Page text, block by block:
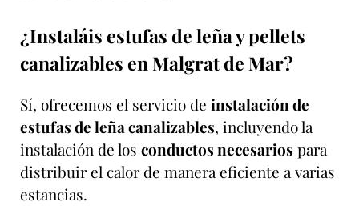
¿Instaláis estufas de leña y pellets
canalizables en Malgrat de Mar?
Sí, ofrecemos el servicio de instalación de
estufas de leña canalizables, incluyendo la
instalación de los conductos necesarios para
distribuir el calor de manera eficiente a varias
estancias.